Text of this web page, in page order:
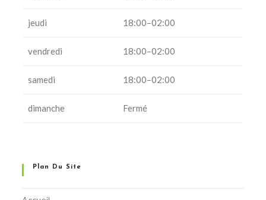
jeudi 18:00–02:00
vendredi 18:00–02:00
samedi 18:00–02:00
dimanche Fermé
Plan Du Site